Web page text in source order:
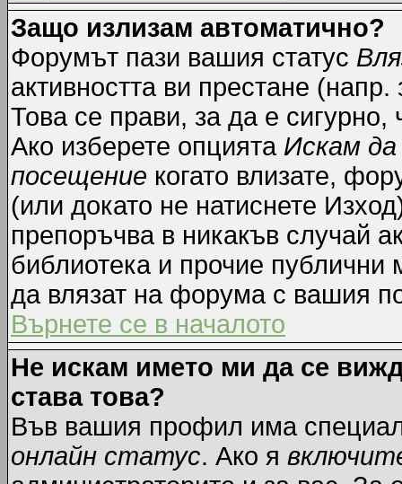
Защо излизам автоматично?
Форумът пази вашия статус
активността ви престане
Това се прави, за да е
Ако изберете опцията Искам
посещение когато влизате,
(или докато не натиснете
препоръчва в никакъв случай
библиотека и прочие публични
да влязат на форума с вашия
Върнете се в началото
Не искам името ми да се
става това?
Във вашия профил има
онлайн статус. Ако я